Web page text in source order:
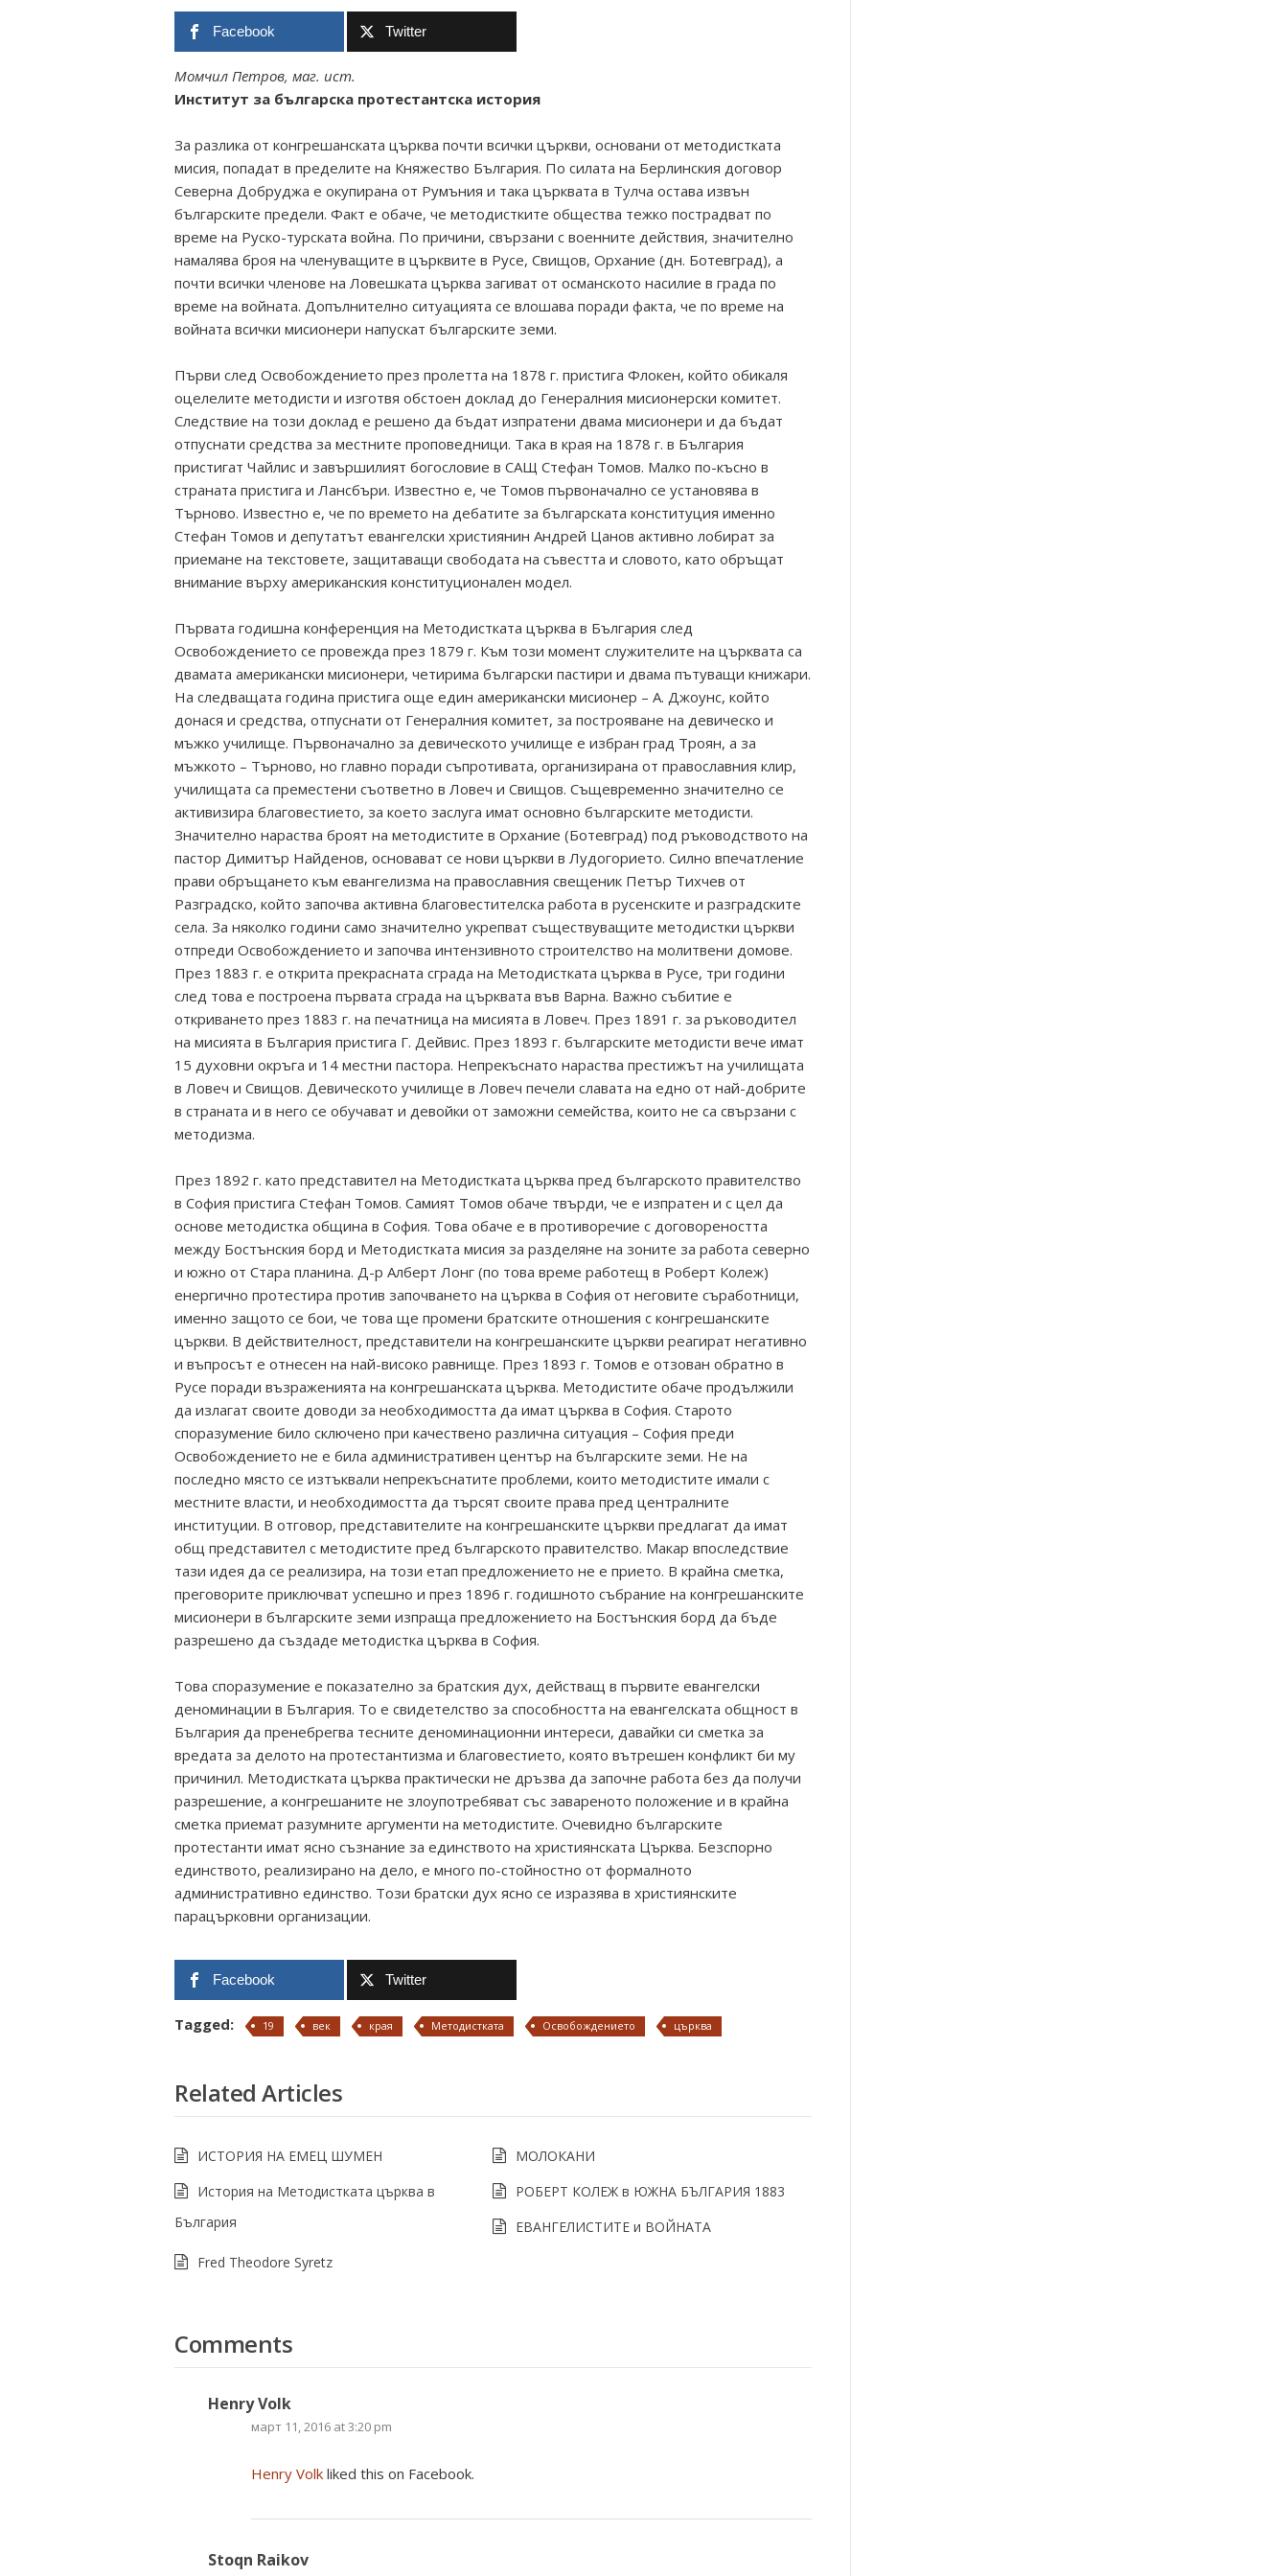
Facebook Twitter
Момчил Петров, маг. ист.
Институт за българска протестантска история
За разлика от конгрешанската църква почти всички църкви, основани от методистката
мисия, попадат в пределите на Княжество България. По силата на Берлинския договор
Северна Добруджа е окупирана от Румъния и така църквата в Тулча остава извън
българските предели. Факт е обаче, че методистките общества тежко пострадват по
време на Руско-турската война. По причини, свързани с военните действия, значително
намалява броя на членуващите в църквите в Русе, Свищов, Орхание (дн. Ботевград), а
почти всички членове на Ловешката църква загиват от османското насилие в града по
време на войната. Допълнително ситуацията се влошава поради факта, че по време на
войната всички мисионери напускат българските земи.
Първи след Освобождението през пролетта на 1878 г. пристига Флокен, който обикаля
оцелелите методисти и изготвя обстоен доклад до Генералния мисионерски комитет.
Следствие на този доклад е решено да бъдат изпратени двама мисионери и да бъдат
отпуснати средства за местните проповедници. Така в края на 1878 г. в България
пристигат Чайлис и завършилият богословие в САЩ Стефан Томов. Малко по-късно в
страната пристига и Лансбъри. Известно е, че Томов първоначално се установява в
Търново. Известно е, че по времето на дебатите за българската конституция именно
Стефан Томов и депутатът евангелски християнин Андрей Цанов активно лобират за
приемане на текстовете, защитаващи свободата на съвестта и словото, като обръщат
внимание върху американския конституционален модел.
Първата годишна конференция на Методистката църква в България след
Освобождението се провежда през 1879 г. Към този момент служителите на църквата са
двамата американски мисионери, четирима български пастири и двама пътуващи книжари.
На следващата година пристига още един американски мисионер – А. Джоунс, който
донася и средства, отпуснати от Генералния комитет, за построяване на девическо и
мъжко училище. Първоначално за девическото училище е избран град Троян, а за
мъжкото – Търново, но главно поради съпротивата, организирана от православния клир,
училищата са преместени съответно в Ловеч и Свищов. Същевременно значително се
активизира благовестието, за което заслуга имат основно българските методисти.
Значително нараства броят на методистите в Орхание (Ботевград) под ръководството на
пастор Димитър Найденов, основават се нови църкви в Лудогорието. Силно впечатление
прави обръщането към евангелизма на православния свещеник Петър Тихчев от
Разградско, който започва активна благовестителска работа в русенските и разградските
села. За няколко години само значително укрепват съществуващите методистки църкви
отпреди Освобождението и започва интензивното строителство на молитвени домове.
През 1883 г. е открита прекрасната сграда на Методистката църква в Русе, три години
след това е построена първата сграда на църквата във Варна. Важно събитие е
откриването през 1883 г. на печатница на мисията в Ловеч. През 1891 г. за ръководител
на мисията в България пристига Г. Дейвис. През 1893 г. българските методисти вече имат
15 духовни окръга и 14 местни пастора. Непрекъснато нараства престижът на училищата
в Ловеч и Свищов. Девическото училище в Ловеч печели славата на едно от най-добрите
в страната и в него се обучават и девойки от заможни семейства, които не са свързани с
методизма.
През 1892 г. като представител на Методистката църква пред българското правителство
в София пристига Стефан Томов. Самият Томов обаче твърди, че е изпратен и с цел да
основе методистка община в София. Това обаче е в противоречие с договореността
между Бостънския борд и Методистката мисия за разделяне на зоните за работа северно
и южно от Стара планина. Д-р Алберт Лонг (по това време работещ в Роберт Колеж)
енергично протестира против започването на църква в София от неговите съработници,
именно защото се бои, че това ще промени братските отношения с конгрешанските
църкви. В действителност, представители на конгрешанските църкви реагират негативно
и въпросът е отнесен на най-високо равнище. През 1893 г. Томов е отзован обратно в
Русе поради възраженията на конгрешанската църква. Методистите обаче продължили
да излагат своите доводи за необходимостта да имат църква в София. Старото
споразумение било сключено при качествено различна ситуация – София преди
Освобождението не е била административен център на българските земи. Не на
последно място се изтъквали непрекъснатите проблеми, които методистите имали с
местните власти, и необходимостта да търсят своите права пред централните
институции. В отговор, представителите на конгрешанските църкви предлагат да имат
общ представител с методистите пред българското правителство. Макар впоследствие
тази идея да се реализира, на този етап предложението не е прието. В крайна сметка,
преговорите приключват успешно и през 1896 г. годишното събрание на конгрешанските
мисионери в българските земи изпраща предложението на Бостънския борд да бъде
разрешено да създаде методистка църква в София.
Това споразумение е показателно за братския дух, действащ в първите евангелски
деноминации в България. То е свидетелство за способността на евангелската общност в
България да пренебрегва тесните деноминационни интереси, давайки си сметка за
вредата за делото на протестантизма и благовестието, която вътрешен конфликт би му
причинил. Методистката църква практически не дръзва да започне работа без да получи
разрешение, а конгрешаните не злоупотребяват със завареното положение и в крайна
сметка приемат разумните аргументи на методистите. Очевидно българските
протестанти имат ясно съзнание за единството на християнската Църква. Безспорно
единството, реализирано на дело, е много по-стойностно от формалното
административно единство. Този братски дух ясно се изразява в християнските
парацърковни организации.
Facebook Twitter
Tagged: 19 век края Методистката Освобождението църква
Related Articles
ИСТОРИЯ НА ЕМЕЦ ШУМЕН
МОЛОКАНИ
История на Методистката църква в
България
РОБЕРТ КОЛЕЖ в ЮЖНА БЪЛГАРИЯ 1883
ЕВАНГЕЛИСТИТЕ и ВОЙНАТА
Fred Theodore Syretz
Comments
Henry Volk
март 11, 2016 at 3:20 pm
Henry Volk liked this on Facebook.
Stoqn Raikov